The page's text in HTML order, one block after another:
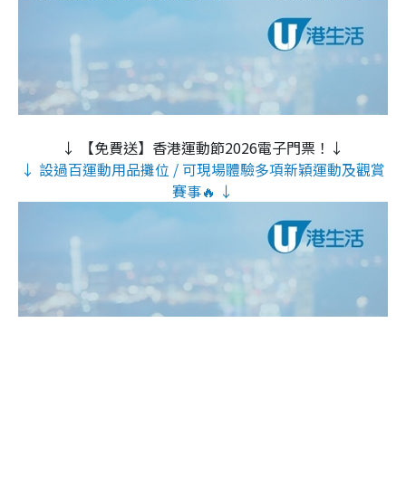
↓ 【免費送】香港運動節2026電子門票！↓
↓ 設過百運動用品攤位 / 可現場體驗多項新穎運動及觀賞
賽事🔥 ↓